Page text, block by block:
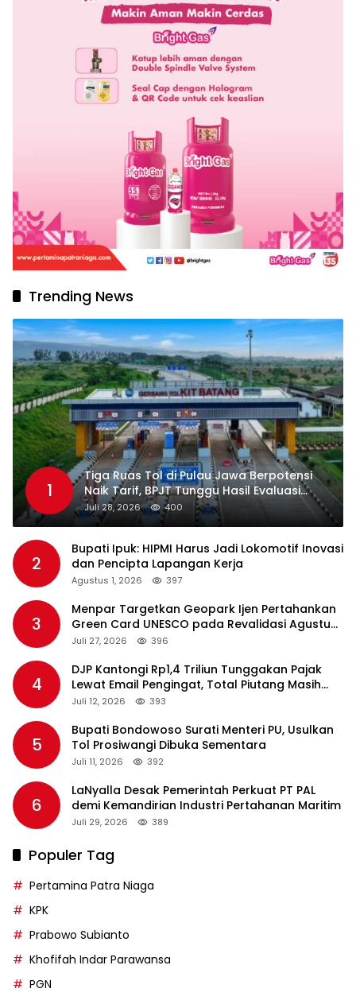
Trending News
1
Tiga Ruas Tol di Pulau Jawa Berpotensi
Naik Tarif, BPJT Tunggu Hasil Evaluasi
Standar Pelayanan
Juli 28, 2026 400
2
Bupati Ipuk: HIPMI Harus Jadi Lokomotif Inovasi
dan Pencipta Lapangan Kerja
Agustus 1, 2026 397
3
Menpar Targetkan Geopark Ijen Pertahankan
Green Card UNESCO pada Revalidasi Agustus
2026
Juli 27, 2026 396
4
DJP Kantongi Rp1,4 Triliun Tunggakan Pajak
Lewat Email Pengingat, Total Piutang Masih
Rp36 Triliun
Juli 12, 2026 393
5
Bupati Bondowoso Surati Menteri PU, Usulkan
Tol Prosiwangi Dibuka Sementara
Juli 11, 2026 392
6
LaNyalla Desak Pemerintah Perkuat PT PAL
demi Kemandirian Industri Pertahanan Maritim
Juli 29, 2026 389
Populer Tag
Pertamina Patra Niaga
KPK
Prabowo Subianto
Khofifah Indar Parawansa
PGN